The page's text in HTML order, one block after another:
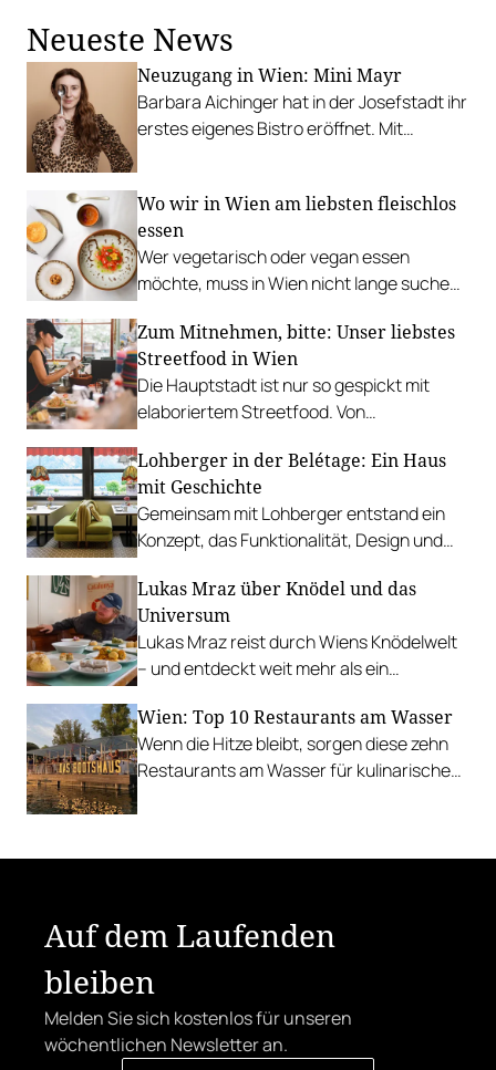
Neueste News
Neuzugang in Wien: Mini Mayr
Barbara Aichinger hat in der Josefstadt ihr
erstes eigenes Bistro eröffnet. Mit
Wo wir in Wien am liebsten fleischlos
essen
Wer vegetarisch oder vegan essen
möchte, muss in Wien nicht lange suchen.
besonders.
Zum Mitnehmen, bitte: Unser liebstes
Streetfood in Wien
Die Hauptstadt ist nur so gespickt mit
elaboriertem Streetfood. Von
Tacos bis hin zu syrischer Marktküche.
Lohberger in der Belétage: Ein Haus
mit Geschichte
Gemeinsam mit Lohberger entstand ein
Konzept, das Funktionalität, Design und
Lukas Mraz über Knödel und das
Universum
Lukas Mraz reist durch Wiens Knödelwelt
– und entdeckt weit mehr als ein
Wien: Top 10 Restaurants am Wasser
Wenn die Hitze bleibt, sorgen diese zehn
Restaurants am Wasser für kulinarische
Auf dem Laufenden
bleiben
Melden Sie sich kostenlos für unseren
wöchentlichen Newsletter an.